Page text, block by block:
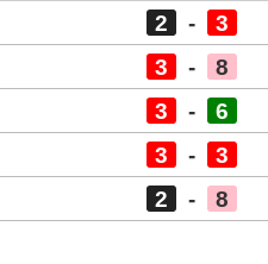
2 - 3
3 - 8
3 - 6
3 - 3
2 - 8